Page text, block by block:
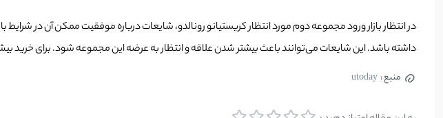
داشته باشد. این شایعات می‌توانند باعث بیشتر شدن علاقه و انتظار به عرضه این مجموعه شود. برای خرید بیش ارز ۱۰۰۰ ارز
منبع : utoday